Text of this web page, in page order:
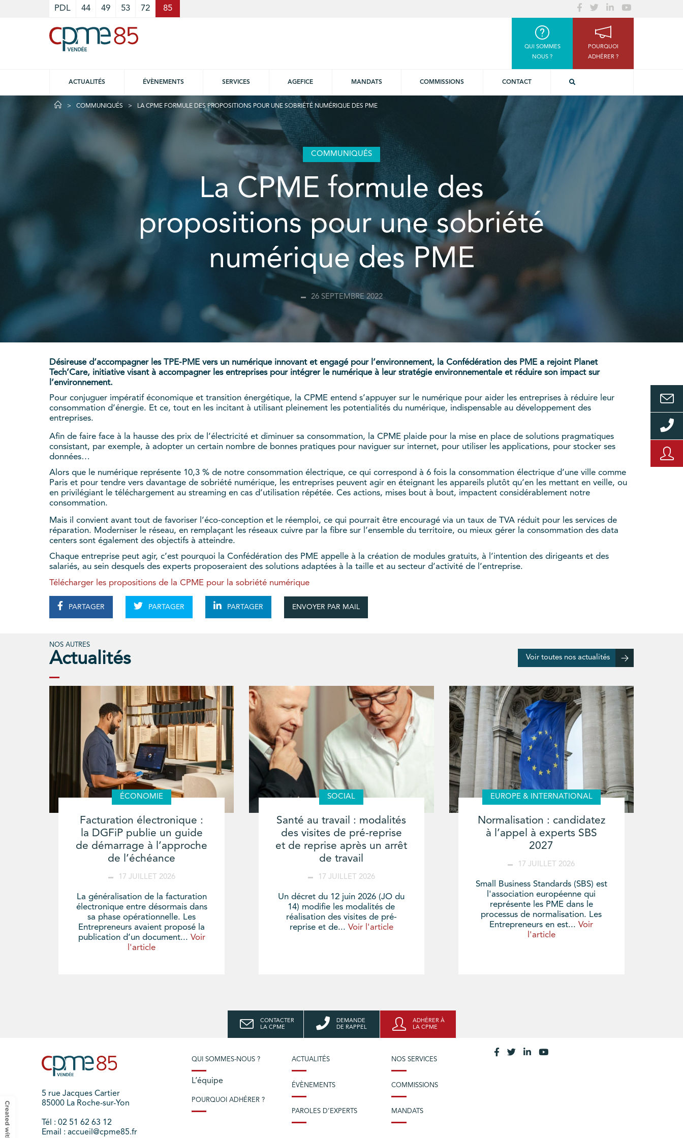
PDL 44 49 53 72 85
QUI SOMMES
NOUS ?
POURQUOI
ADHÉRER ?
ACTUALITÉS ÉVÈNEMENTS SERVICES AGEFICE MANDATS COMMISSIONS CONTACT
COMMUNIQUÉS LA CPME FORMULE DES PROPOSITIONS POUR UNE SOBRIÉTÉ NUMÉRIQUE DES PME
COMMUNIQUÉS
La CPME formule des
propositions pour une sobriété
numérique des PME
26 SEPTEMBRE 2022
Désireuse d’accompagner les TPE-PME vers un numérique innovant et engagé pour l’environnement, la Confédération des PME a rejoint Planet
Tech’Care, initiative visant à accompagner les entreprises pour intégrer le numérique à leur stratégie environnementale et réduire son impact sur
l’environnement.
Pour conjuguer impératif économique et transition énergétique, la CPME entend s’appuyer sur le numérique pour aider les entreprises à réduire leur
consommation d’énergie. Et ce, tout en les incitant à utilisant pleinement les potentialités du numérique, indispensable au développement des
entreprises.
Afin de faire face à la hausse des prix de l’électricité et diminuer sa consommation, la CPME plaide pour la mise en place de solutions pragmatiques
consistant, par exemple, à adopter un certain nombre de bonnes pratiques pour naviguer sur internet, pour utiliser les applications, pour stocker ses
données…
Alors que le numérique représente 10,3 % de notre consommation électrique, ce qui correspond à 6 fois la consommation électrique d’une ville comme
Paris et pour tendre vers davantage de sobriété numérique, les entreprises peuvent agir en éteignant les appareils plutôt qu’en les mettant en veille, ou
en privilégiant le téléchargement au streaming en cas d’utilisation répétée. Ces actions, mises bout à bout, impactent considérablement notre
consommation.
Mais il convient avant tout de favoriser l’éco-conception et le réemploi, ce qui pourrait être encouragé via un taux de TVA réduit pour les services de
réparation. Moderniser le réseau, en remplaçant les réseaux cuivre par la fibre sur l’ensemble du territoire, ou mieux gérer la consommation des data
centers sont également des objectifs à atteindre.
Chaque entreprise peut agir, c’est pourquoi la Confédération des PME appelle à la création de modules gratuits, à l’intention des dirigeants et des
salariés, au sein desquels des experts proposeraient des solutions adaptées à la taille et au secteur d’activité de l’entreprise.
Télécharger les propositions de la CPME pour la sobriété numérique
PARTAGER PARTAGER PARTAGER ENVOYER PAR MAIL
NOS AUTRES
Actualités Voir toutes nos actualités
ÉCONOMIE
Facturation électronique :
la DGFiP publie un guide
de démarrage à l’approche
de l’échéance
17 JUILLET 2026
La généralisation de la facturation
électronique entre désormais dans
sa phase opérationnelle. Les
Entrepreneurs avaient proposé la
publication d’un document... Voir
l'article
SOCIAL
Santé au travail : modalités
des visites de pré-reprise
et de reprise après un arrêt
de travail
17 JUILLET 2026
Un décret du 12 juin 2026 (JO du
14) modifie les modalités de
réalisation des visites de pré-
reprise et de... Voir l'article
EUROPE & INTERNATIONAL
Normalisation : candidatez
à l’appel à experts SBS
2027
17 JUILLET 2026
Small Business Standards (SBS) est
l'association européenne qui
représente les PME dans le
processus de normalisation. Les
Entrepreneurs en est...Voir
l'article
CONTACTER
LA CPME
DEMANDE
DE RAPPEL
ADHÉRER À
LA CPME
5 rue Jacques Cartier
85000 La Roche-sur-Yon
Tél : 02 51 62 63 12
Email : accueil@cpme85.fr
QUI SOMMES-NOUS ?
L’équipe
POURQUOI ADHÉRER ?
ACTUALITÉS
ÉVÈNEMENTS
PAROLES D’EXPERTS
NOS SERVICES
COMMISSIONS
MANDATS
Cookies management panel